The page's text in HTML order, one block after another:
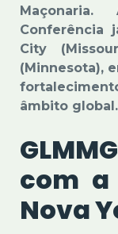
Conferência
City
(Minnesota),
âmbito global.
com a
Nova